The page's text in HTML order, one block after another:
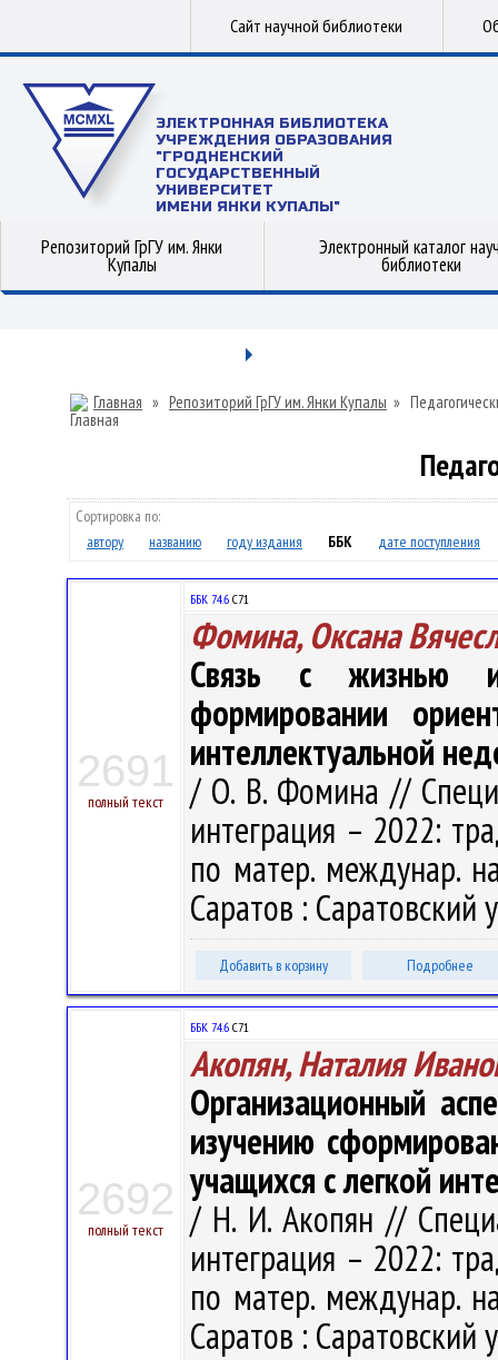
Сайт научной библиотеки
ЭЛЕКТРОННАЯ БИБЛИОТЕКА
УЧРЕЖДЕНИЯ ОБРАЗОВАНИЯ
"ГРОДНЕНСКИЙ
ГОСУДАРСТВЕННЫЙ
УНИВЕРСИТЕТ
ИМЕНИ ЯНКИ КУПАЛЫ"
Репозиторий ГрГУ им. Янки
Купалы
Электронный каталог
библиотеки
Главная » Репозиторий ГрГУ им. Янки Купалы »
Сортировка по:
автору
названию году издания ББК дате поступления
2691
полный текст
ББК 74.6 С71
Фомина, Оксана
Связь с жизнью
формировании
интеллектуальной
/ О. В. Фомина //
интеграция – 2022:
по матер. междунар.
Саратов : Саратовский
Добавить в корзину Подробнее
2692
полный текст
ББК 74.6 С71
Акопян, Наталия
Организационный
изучению
учащихся с легкой
/ Н. И. Акопян //
интеграция – 2022:
по матер. междунар.
Саратов : Саратовский